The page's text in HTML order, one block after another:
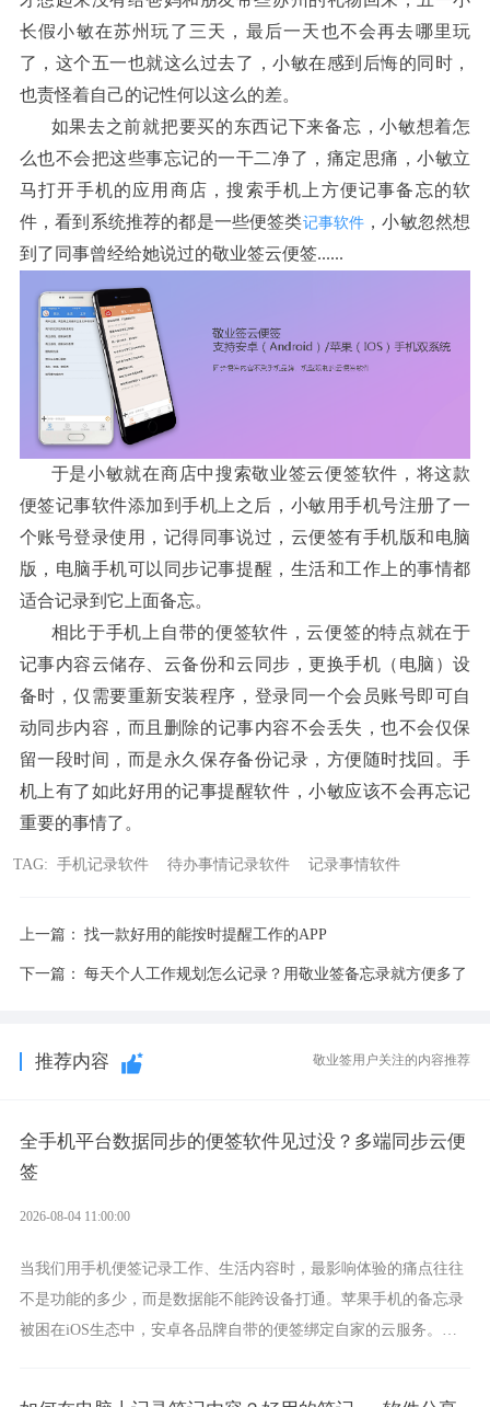
长假小敏在苏州玩了三天 ， 最后一天也不会再去哪里玩
了 ， 这个五一也就这么过去了 ，小敏在感到后悔的同时 ，
也责怪着自己的记性何以这么的差。
如果去之前就把要买的东西记下来备忘 ，小敏想着怎
么也不会把这些事忘记的一干二净了 ， 痛定思痛 ，小敏立
马打开手机的应用商店 ，搜索手机上方便记事备忘的软
件 ，看到系统推荐的都是一些便签类记事软件 ，小敏忽然想
到了同事曾经给她说过的敬业签云便签......
于是小敏就在商店中搜索敬业签云便签软件 ， 将这款
便签记事软件添加到手机上之后 ， 小敏用手机号注册了一
个账号登录使用
， 记得同事说过 ， 云便签有手机版和电脑
版 ， 电脑手机可以同步记事提醒 ， 生活和工作上的事情都
适合记录到它上面备忘。
相比于手机上自带的便签软件 ，云便签的特点就在于
记事内容云储存、 云备份和云同步 ， 更换手机 （ 电脑 ）设
备时 ，仅需要重新安装程序 ， 登录同一个会员账号即可自
动同步内容 ， 而且删除的记事内容不会丢失 ，也不会仅保
留一段时间 ， 而是永久保存备份记录 ， 方便随时找回 。手
机上有了如此好用的记事提醒软件 ，小敏应该不会再忘记
重要的事情了。
TAG: 手机记录软件 待办事情记录软件 记录事情软件
上一篇： 找一款好用的能按时提醒工作的APP
下一篇： 每天个人工作规划怎么记录？用敬业签备忘录就方便多了
推荐内容 敬业签用户关注的内容推荐
全手机平台数据同步的便签软件见过没？多端同步云便
签
2026-08-04 11:00:00
当我们用手机便签记录工作、生活内容时，最影响体验的痛点往往
不是功能的多少，而是数据能不能跨设备打通。苹果手机的备忘录
被困在iOS生态中，安卓各品牌自带的便签绑定自家的云服务。而